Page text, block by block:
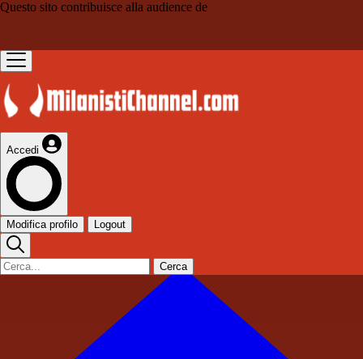
Questo sito contribuisce alla audience de
Accedi
Modifica profilo Logout
Cerca